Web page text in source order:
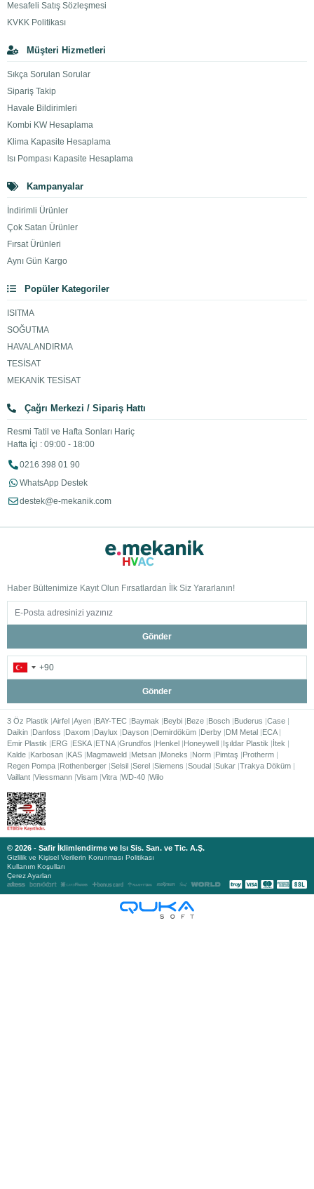
Mesafeli Satış Sözleşmesi
KVKK Politikası
Müşteri Hizmetleri
Sıkça Sorulan Sorular
Sipariş Takip
Havale Bildirimleri
Kombi KW Hesaplama
Klima Kapasite Hesaplama
Isı Pompası Kapasite Hesaplama
Kampanyalar
İndirimli Ürünler
Çok Satan Ürünler
Fırsat Ürünleri
Aynı Gün Kargo
Popüler Kategoriler
ISITMA
SOĞUTMA
HAVALANDIRMA
TESİSAT
MEKANİK TESİSAT
Çağrı Merkezi / Sipariş Hattı
Resmi Tatil ve Hafta Sonları Hariç
Hafta İçi : 09:00 - 18:00
0216 398 01 90
WhatsApp Destek
destek@e-mekanik.com
Haber Bültenimize Kayıt Olun Fırsatlardan İlk Siz Yararlanın!
Gönder
Gönder
3 Öz Plastik Airfel Ayen BAY-TEC Baymak Beybi Beze Bosch Buderus Case
Daikin Danfoss Daxom Daylux Dayson Demirdöküm Derby DM Metal ECA
Emir Plastik
ERG ESKA ETNA Grundfos Henkel Honeywell Işıldar Plastik
İtek
Kalde Karbosan KAS Magmaweld Metsan Moneks Norm Pimtaş
Protherm
Regen Pompa Rothenberger Selsil Serel Siemens Soudal Sukar Trakya Döküm
Vaillant Viessmann Visam Vitra WD-40 Wilo
© 2026 - Safir İklimlendirme ve Isı Sis. San. ve Tic. A.Ş.
Gizlilik ve Kişisel Verilerin Korunması Politikası
Kullanım Koşulları
Çerez Ayarları